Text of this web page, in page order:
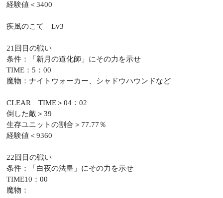
経験値＜3400
疾風のこて Lv3
21回目の戦い
条件：「新月の道化師」にその力を示せ
TIME：5：00
魔物：ナイトウォーカー、シャドウハウンドなど
CLEAR TIME＞04：02
倒した敵＞39
生存ユニットの割合＞77.77％
経験値＜9360
22回目の戦い
条件：「白夜の法皇」にその力を示せ
TIME10：00
魔物：